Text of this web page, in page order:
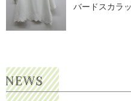
バードスカラ